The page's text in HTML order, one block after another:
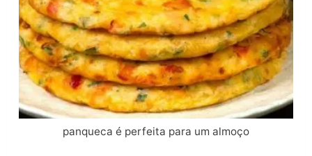
panqueca é perfeita para um almoço